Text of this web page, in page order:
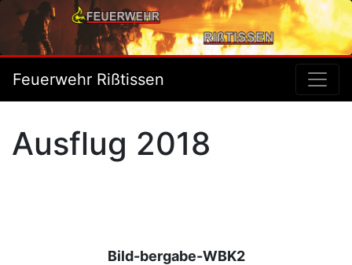
Feuerwehr Rißtissen
Ausflug 2018
Bild-bergabe-WBK2